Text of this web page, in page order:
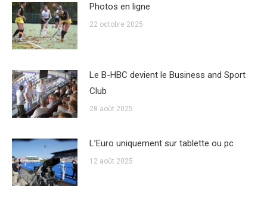
Photos en ligne
22 octobre 2025
Le B-HBC devient le Business and Sport
Club
28 août 2025
L’Euro uniquement sur tablette ou pc
12 août 2025